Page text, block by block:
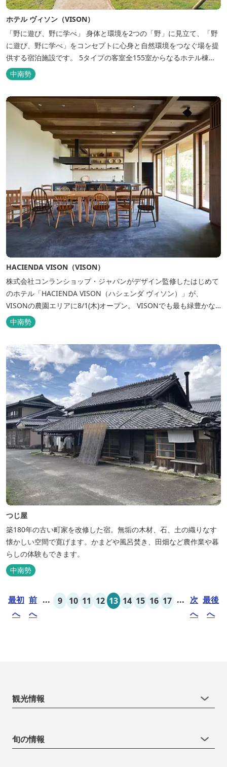
ホテル ヴィソン（VISON）
「野に遊び、野に学べ」 身体と環境を2つの「野」に見立て、「野
に遊び、野に学べ」をコンセプトに心身と自然環境をつなぐ場を提
供する宿泊施設です。 5タイプの客室全155室からなるホテル棟
と、プライベートな滞在が楽しめる一棟独立型のヴィラ6棟がござ
います。
中南勢
HACIENDA VISON（VISON）
株式会社コンランショップ・ジャパンがデザイン監修したはじめて
のホテル「HACIENDA VISON（ハシェンダ ヴィソン）」が、
VISONの農園エリアに8/1(木)オープン。 VISONでも最も緑豊かな
農園エリアに建つHACIENDA VISON。 ホテル名
の“HACIENDA”は、スペイン語で荘園の主の館を...
中南勢
つじ屋
築180年の古い町家を改修した宿。無垢の木材、石、土の織りなす
懐かしい空間で寛げます。かまどや風呂焚き、田畑など農作業や暮
らしの体験もできます。
中南勢
最初
へ
前
へ
... 9 10 11 12 13 14 15 16 17 ... 次
へ
最後
へ
観光情報
旬の情報